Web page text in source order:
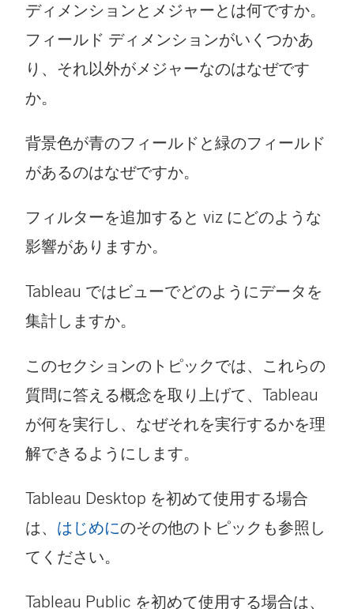
ディメンションとメジャーとは何ですか。
フィールド ディメンションがいくつかあ
り、それ以外がメジャーなのはなぜです
か。
背景色が青のフィールドと緑のフィールド
があるのはなぜですか。
フィルターを追加すると viz にどのような
影響がありますか。
Tableau ではビューでどのようにデータを
集計しますか。
このセクションのトピックでは、これらの
質問に答える概念を取り上げて、Tableau
が何を実行し、なぜそれを実行するかを理
解できるようにします。
Tableau Desktop を初めて使用する場合
は、 はじめにのその他のトピックも参照し
てください。
Tableau Public を初めて使用する場合は、